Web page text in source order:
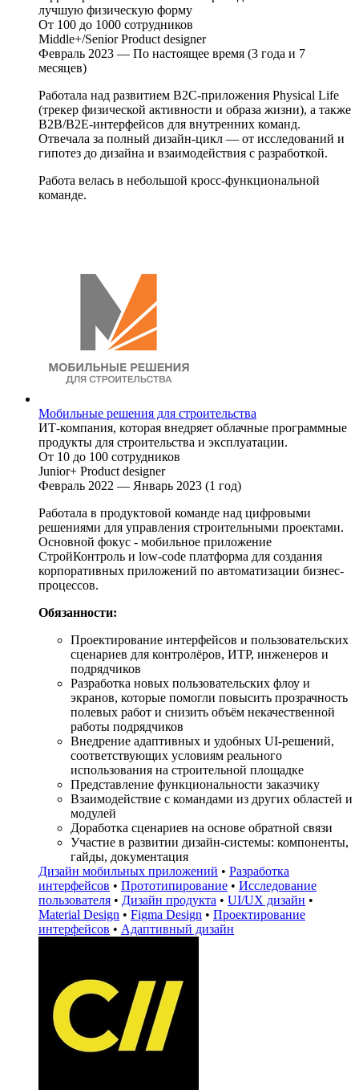
лучшую физическую форму
От 100 до 1000 сотрудников
Middle+/Senior Product designer
Февраль 2023 — По настоящее время (3 года и 7
месяцев)
Работала над развитием B2C-приложения Physical Life
(трекер физической активности и образа жизни), а также
B2B/B2E-интерфейсов для внутренних команд.
Отвечала за полный дизайн-цикл — от исследований и
гипотез до дизайна и взаимодействия с разработкой.
Работа велась в небольшой кросс-функциональной
команде.
Мобильные решения для строительства
ИТ-компания, которая внедряет облачные программные
продукты для строительства и эксплуатации.
От 10 до 100 сотрудников
Junior+ Product designer
Февраль 2022 — Январь 2023 (1 год)
Работала в продуктовой команде над цифровыми
решениями для управления строительными проектами.
Основной фокус - мобильное приложение
СтройКонтроль и low-code платформа для создания
корпоративных приложений по автоматизации бизнес-
процессов.
Обязанности:
Проектирование интерфейсов и пользовательских
сценариев для контролёров, ИТР, инженеров и
подрядчиков
Разработка новых пользовательских флоу и
экранов, которые помогли повысить прозрачность
полевых работ и снизить объём некачественной
работы подрядчиков
Внедрение адаптивных и удобных UI-решений,
соответствующих условиям реального
использования на строительной площадке
Представление функциональности заказчику
Взаимодействие с командами из других областей и
модулей
Доработка сценариев на основе обратной связи
Участие в развитии дизайн-системы: компоненты,
гайды, документация
Дизайн мобильных приложений • Разработка
интерфейсов • Прототипирование • Исследование
пользователя • Дизайн продукта • UI/UX дизайн •
Material Design • Figma Design • Проектирование
интерфейсов • Адаптивный дизайн